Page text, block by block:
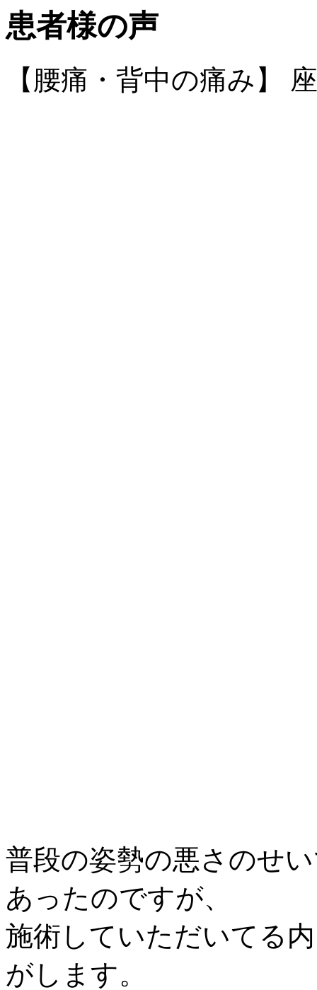
患者様の声
【腰痛・背中の痛み】
普段の姿勢の悪さのせ
あったのですが、
施術していただいてる
がします。